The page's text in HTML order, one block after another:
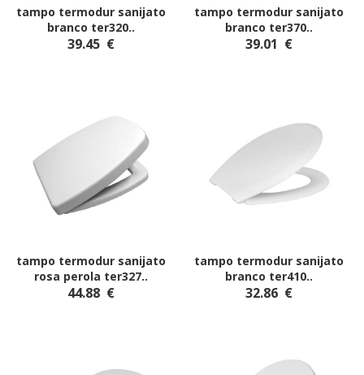
tampo termodur sanijato
branco ter320..
39.45 €
tampo termodur sanijato
branco ter370..
39.01 €
tampo termodur sanijato
rosa perola ter327..
44.88 €
tampo termodur sanijato
branco ter410..
32.86 €